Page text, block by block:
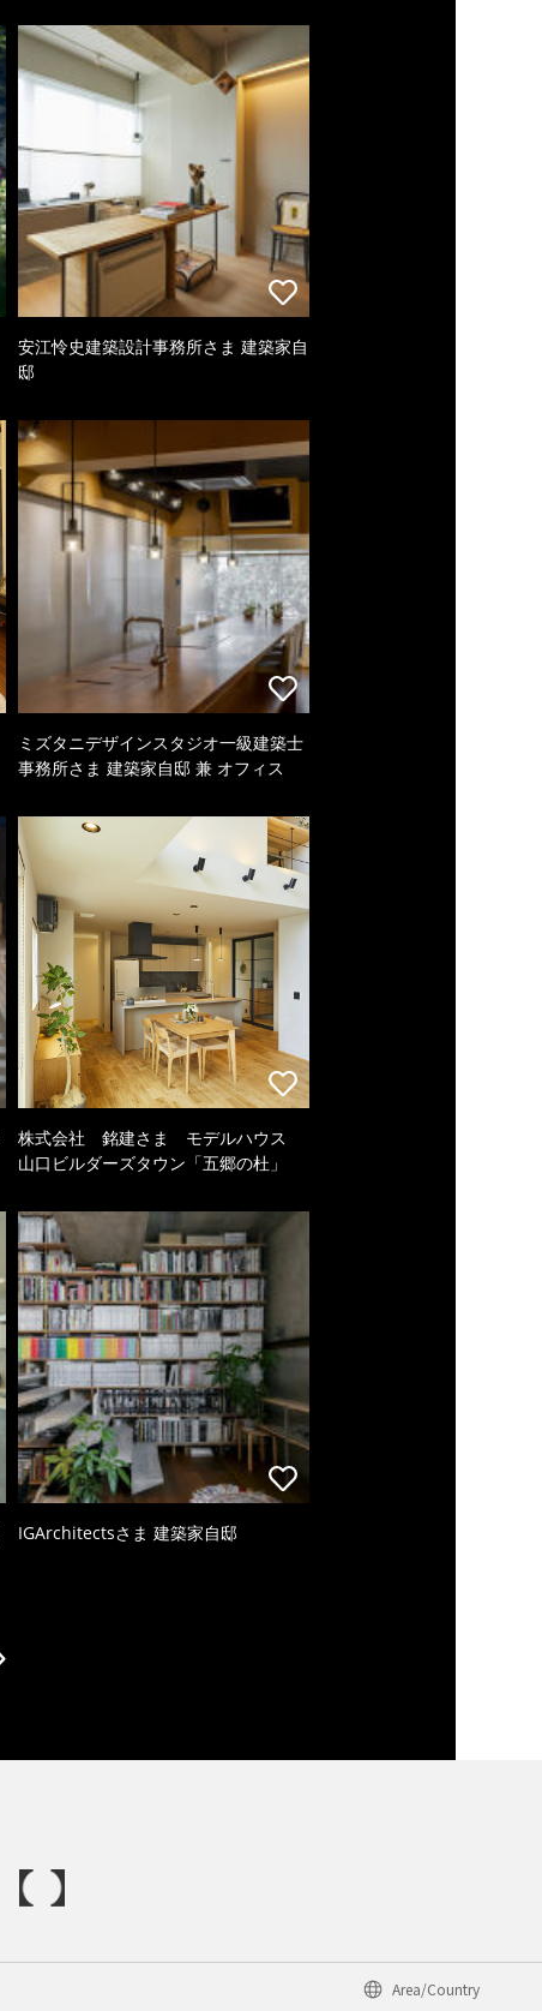
安江怜史建築設計事務所さま 建築家自
邸
ミズタニデザインスタジオ一級建築士
事務所さま 建築家自邸 兼 オフィス
株式会社 銘建さま モデルハウス
山口ビルダーズタウン「五郷の杜」
IGArchitectsさま 建築家自邸
Area/Country